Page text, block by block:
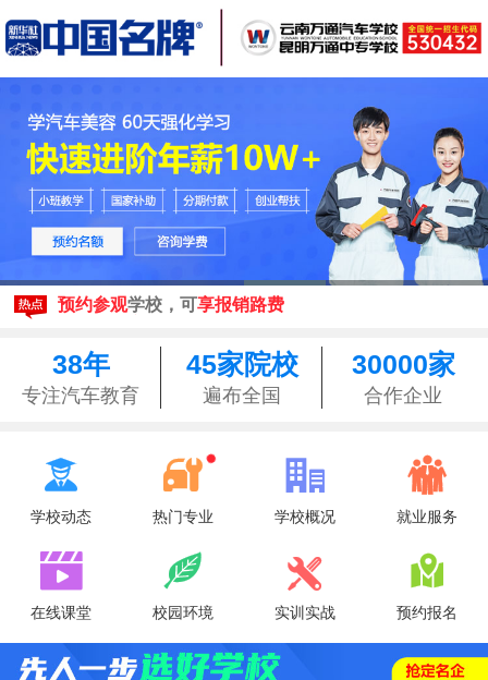
来校参观均可享昆明免费接站
预约参观学校，可享报销路费
来校参观均可享昆明
预约参观
学校，可享报销路费
38年
专注汽车教育
45家院校
遍布全国
30000家
合作企业

学校动态

热门专业

学校概况

就业服务

在线课堂

校园环境

实训实战

预约报名